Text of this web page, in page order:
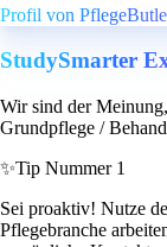
Profil von
StudySmarter
Wir sind der
Grundpflege /
✨Tip Nummer 1
Sei proaktiv! Nutze
Pflegebranche